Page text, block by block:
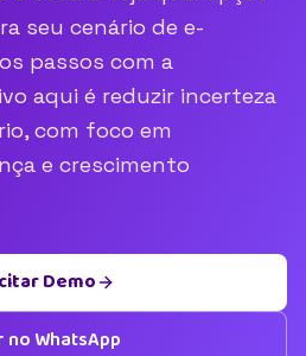
seu cenário de e-
passos com a
aqui é reduzir incerteza
com foco em
e crescimento
Demo
no WhatsApp